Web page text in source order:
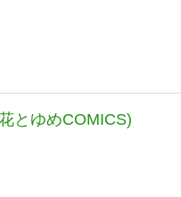
とゆめCOMICS)